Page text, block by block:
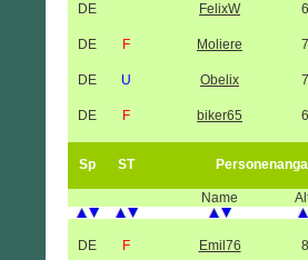
DE FelixW
DE F Moliere
DE U Obelix
DE F biker65
Sp ST
Name
DE F Emil76